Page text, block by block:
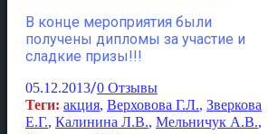
В конце мероприятия были
получены дипломы за участие и
сладкие призы!!!
05.12.2013/0 Отзывы
Теги: акция, Верховова Г.Л., Зверкова
Е.Г., Калинина Л.В., Мельничук А.В.,